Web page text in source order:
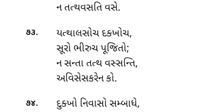
ન તત્થવસતિ વસે.
૭૩.
યત્થાલસોચ દક્ખોચ,
સૂરો ભીરુચ પૂજિતો;
ન સન્તા તત્થ વસ્સન્તિ,
અવિસેસકરેન કો.
૭૪. દુક્ખો નિવાસો સમ્બાધે,